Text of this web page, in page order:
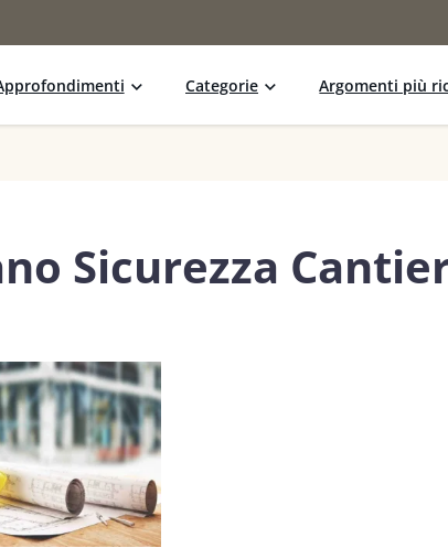
Categorie Argomenti più
Sicurezza